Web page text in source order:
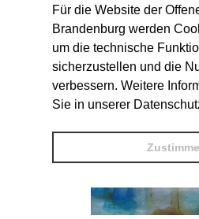
Öffnungszeiten
So. 11-18 Uhr
Für die Website der
Brandenburg werden
um die technische
sicherzustellen und die
verbessern. Weitere
Sie in unserer